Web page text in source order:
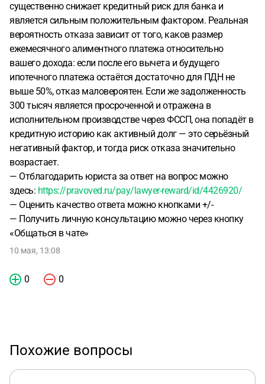
существенно снижает кредитный риск для банка и
является сильным положительным фактором. Реальная
вероятность отказа зависит от того, каков размер
ежемесячного алиментного платежа относительно
вашего дохода: если после его вычета и будущего
ипотечного платежа остаётся достаточно для ПДН не
выше 50%, отказ маловероятен. Если же задолженность
300 тысяч является просроченной и отражена в
исполнительном производстве через ФССП, она попадёт в
кредитную историю как активный долг — это серьёзный
негативный фактор, и тогда риск отказа значительно
возрастает.
— Отблагодарить юриста за ответ на вопрос можно
здесь: https://pravoved.ru/pay/lawyer-reward/id/4426920/
— Оценить качество ответа можно кнопками +/-
— Получить личную консультацию можно через кнопку
«Общаться в чате»
10 мая, 13:08
0 0
Похожие вопросы